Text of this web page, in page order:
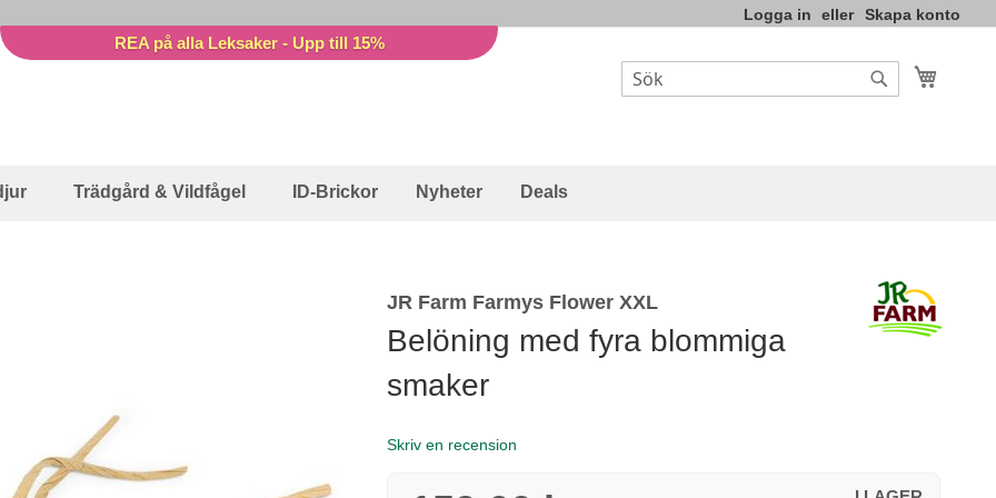
Logga in Skapa konto
REA på alla Leksaker - Upp till 15%
Sök
Trädgård & Vildfågel ID-Brickor Nyheter Deals
JR Farm Farmys Flower XXL
Belöning med fyra blommiga
smaker
Skriv en recension